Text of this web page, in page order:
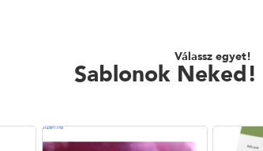
Válassz egyet!
Sablonok Neked!